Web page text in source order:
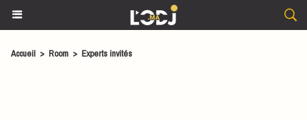
Accueil > Room > Experts invités